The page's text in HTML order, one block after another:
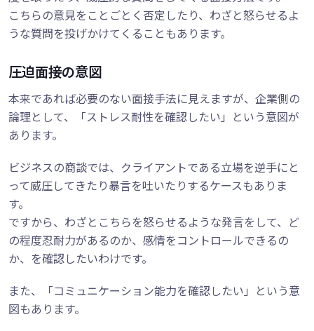
こちらの意見をことごとく否定したり、わざと怒らせるよ
うな質問を投げかけてくることもあります。
圧迫面接の意図
本来であれば必要のない面接手法に見えますが、企業側の
論理として、「ストレス耐性を確認したい」という意図が
あります。
ビジネスの商談では、クライアントである立場を逆手にと
って威圧してきたり暴言を吐いたりするケースもありま
す。
ですから、わざとこちらを怒らせるような発言をして、ど
の程度忍耐力があるのか、感情をコントロールできるの
か、を確認したいわけです。
また、「コミュニケーション能力を確認したい」という意
図もあります。